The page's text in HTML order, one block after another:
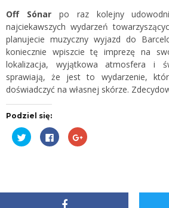
Off Sónarpo raz kolejny
najciekawszych wydarzeń
planujecie muzyczny wyjazd do
koniecznie wpiszcie tę imprezę na
lokalizacja, wyjątkowa atmosfera i
sprawiają, że jest to wydarzenie,
doświadczyć na własnej skórze.
Podziel się:
Udostępnij
na
Twitterze(Otwiera
Kliknij,
aby
udostępnić
oknie)
Kliknij,
aby
nowym